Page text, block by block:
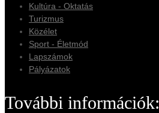
Kultúra - Oktatás
Turizmus
Közélet
Sport - Életmód
Lapszámok
Pályázatok
További információk: